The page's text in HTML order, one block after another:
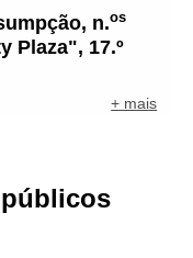
n.os
Plaza", 17.º
+ mais